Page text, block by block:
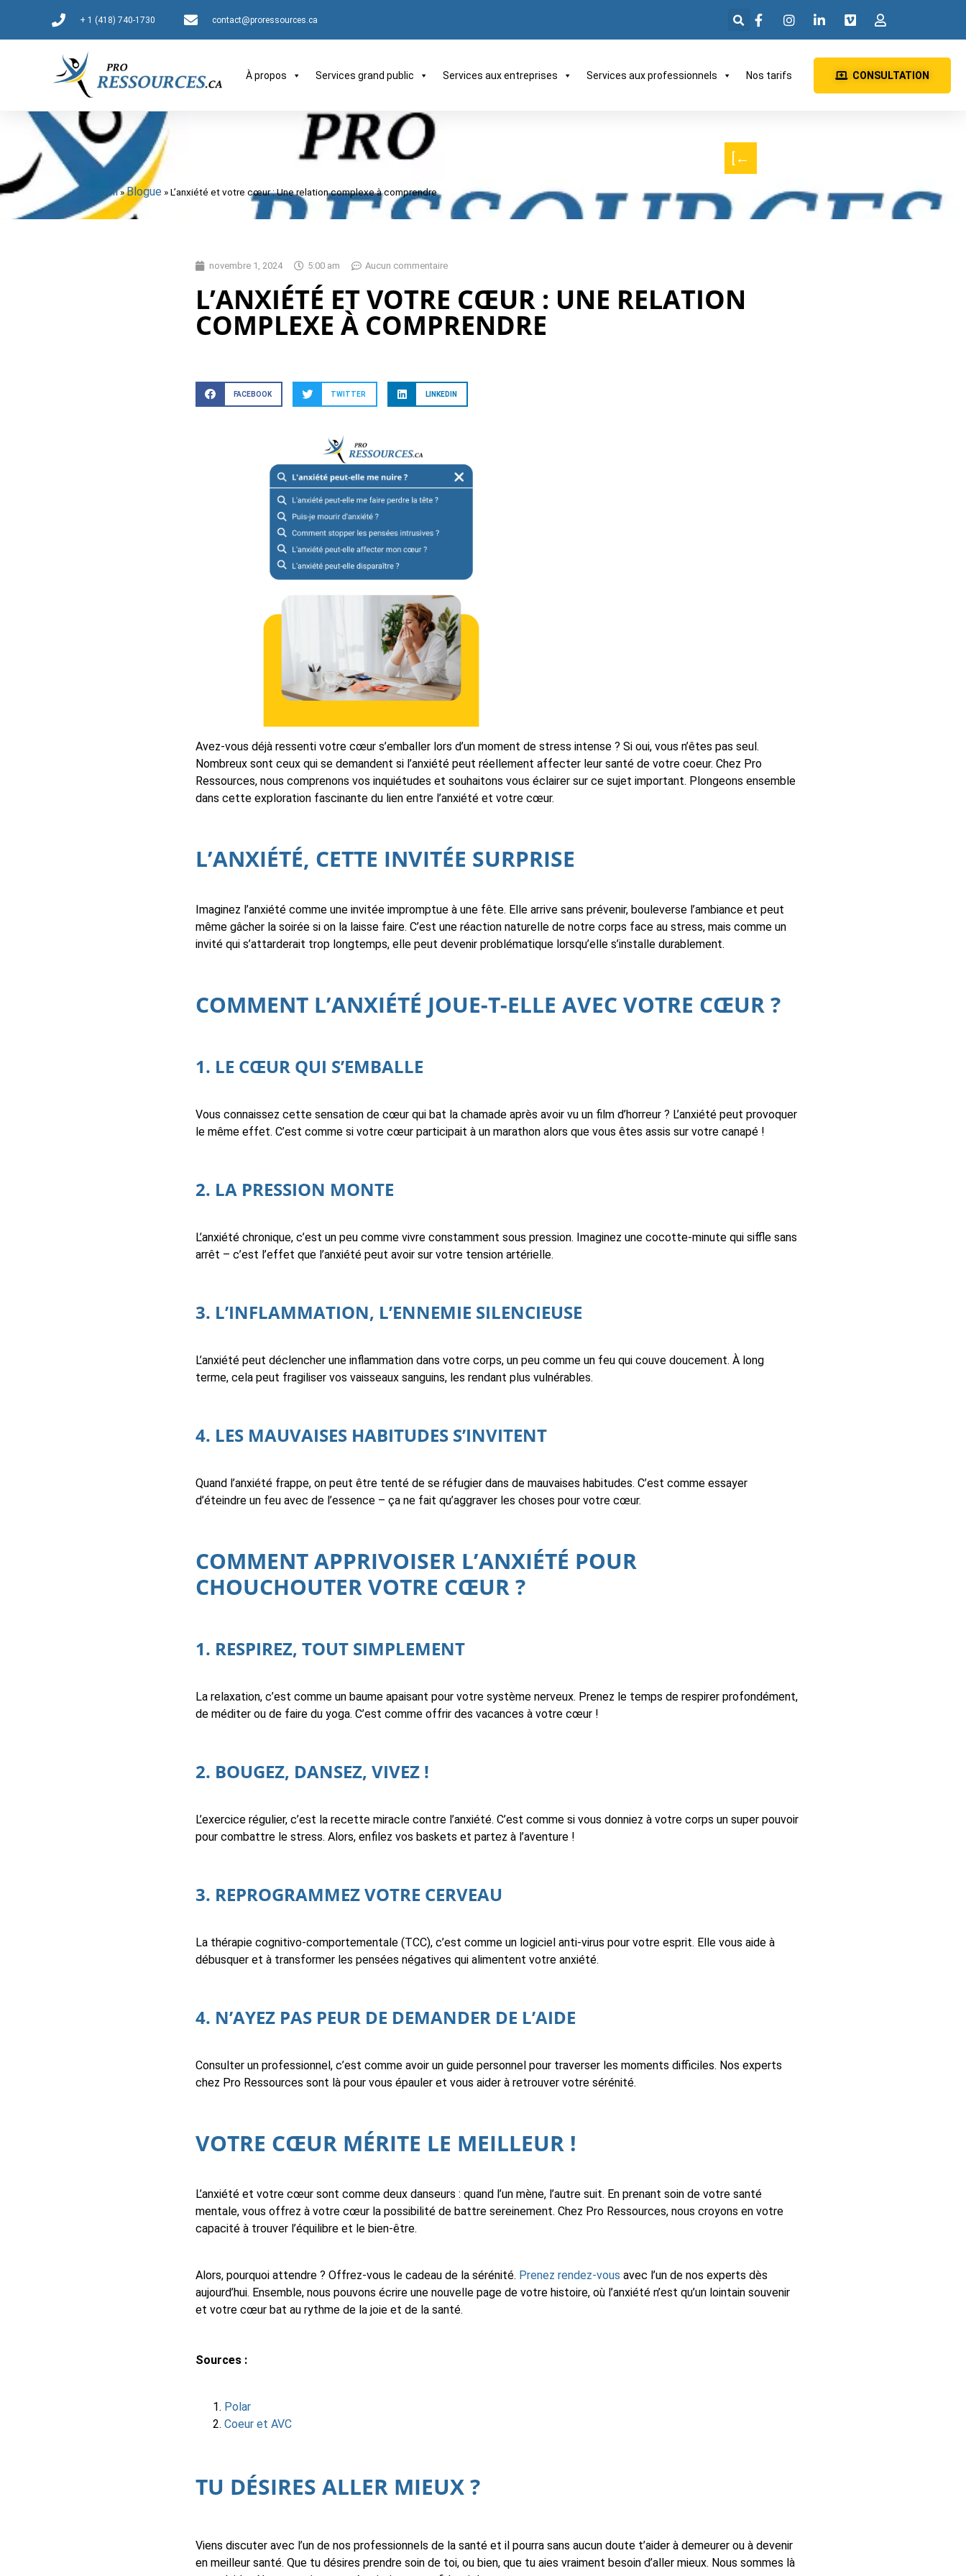
+ 1 (418) 740-1730 contact@proressources.ca
À propos Services grand public Services aux entreprises Services aux professionnels Nos tarifs CONSULTATION
[←
Accueil»Blogue »L’anxiété et votre cœur : Une relation complexe à comprendre
novembre 1, 2024 5:00 am Aucun commentaire
L’ANXIÉTÉ ET VOTRE CŒUR : UNE RELATION
COMPLEXE À COMPRENDRE
FACEBOOK TWITTER LINKEDIN
Avez-vous déjà ressenti votre cœur s’emballer lors d’un moment de stress intense ? Si oui, vous n’êtes pas seul.
Nombreux sont ceux qui se demandent si l’anxiété peut réellement affecter leur santé de votre coeur. Chez Pro
Ressources, nous comprenons vos inquiétudes et souhaitons vous éclairer sur ce sujet important. Plongeons ensemble
dans cette exploration fascinante du lien entre l’anxiété et votre cœur.
L’ANXIÉTÉ, CETTE INVITÉE SURPRISE
Imaginez l’anxiété comme une invitée impromptue à une fête. Elle arrive sans prévenir, bouleverse l’ambiance et peut
même gâcher la soirée si on la laisse faire. C’est une réaction naturelle de notre corps face au stress, mais comme un
invité qui s’attarderait trop longtemps, elle peut devenir problématique lorsqu’elle s’installe durablement.
COMMENT L’ANXIÉTÉ JOUE-T-ELLE AVEC VOTRE CŒUR ?
1. LE CŒUR QUI S’EMBALLE
Vous connaissez cette sensation de cœur qui bat la chamade après avoir vu un film d’horreur ? L’anxiété peut provoquer
le même effet. C’est comme si votre cœur participait à un marathon alors que vous êtes assis sur votre canapé !
2. LA PRESSION MONTE
L’anxiété chronique, c’est un peu comme vivre constamment sous pression. Imaginez une cocotte-minute qui siffle sans
arrêt – c’est l’effet que l’anxiété peut avoir sur votre tension artérielle.
3. L’INFLAMMATION, L’ENNEMIE SILENCIEUSE
L’anxiété peut déclencher une inflammation dans votre corps, un peu comme un feu qui couve doucement. À long
terme, cela peut fragiliser vos vaisseaux sanguins, les rendant plus vulnérables.
4. LES MAUVAISES HABITUDES S’INVITENT
Quand l’anxiété frappe, on peut être tenté de se réfugier dans de mauvaises habitudes. C’est comme essayer
d’éteindre un feu avec de l’essence – ça ne fait qu’aggraver les choses pour votre cœur.
COMMENT APPRIVOISER L’ANXIÉTÉ POUR
CHOUCHOUTER VOTRE CŒUR ?
1. RESPIREZ, TOUT SIMPLEMENT
La relaxation, c’est comme un baume apaisant pour votre système nerveux. Prenez le temps de respirer profondément,
de méditer ou de faire du yoga. C’est comme offrir des vacances à votre cœur !
2. BOUGEZ, DANSEZ, VIVEZ !
L’exercice régulier, c’est la recette miracle contre l’anxiété. C’est comme si vous donniez à votre corps un super pouvoir
pour combattre le stress. Alors, enfilez vos baskets et partez à l’aventure !
3. REPROGRAMMEZ VOTRE CERVEAU
La thérapie cognitivo-comportementale (TCC), c’est comme un logiciel anti-virus pour votre esprit. Elle vous aide à
débusquer et à transformer les pensées négatives qui alimentent votre anxiété.
4. N’AYEZ PAS PEUR DE DEMANDER DE L’AIDE
Consulter un professionnel, c’est comme avoir un guide personnel pour traverser les moments difficiles. Nos experts
chez Pro Ressources sont là pour vous épauler et vous aider à retrouver votre sérénité.
VOTRE CŒUR MÉRITE LE MEILLEUR !
L’anxiété et votre cœur sont comme deux danseurs : quand l’un mène, l’autre suit. En prenant soin de votre santé
mentale, vous offrez à votre cœur la possibilité de battre sereinement. Chez Pro Ressources, nous croyons en votre
capacité à trouver l’équilibre et le bien-être.
Alors, pourquoi attendre ? Offrez-vous le cadeau de la sérénité. Prenez rendez-vous avec l’un de nos experts dès
aujourd’hui. Ensemble, nous pouvons écrire une nouvelle page de votre histoire, où l’anxiété n’est qu’un lointain souvenir
et votre cœur bat au rythme de la joie et de la santé.
Sources :
Polar
Coeur et AVC
TU DÉSIRES ALLER MIEUX ?
Viens discuter avec l’un de nos professionnels de la santé et il pourra sans aucun doute t’aider à demeurer ou à devenir
en meilleur santé. Que tu désires prendre soin de toi, ou bien, que tu aies vraiment besoin d’aller mieux. Nous sommes là